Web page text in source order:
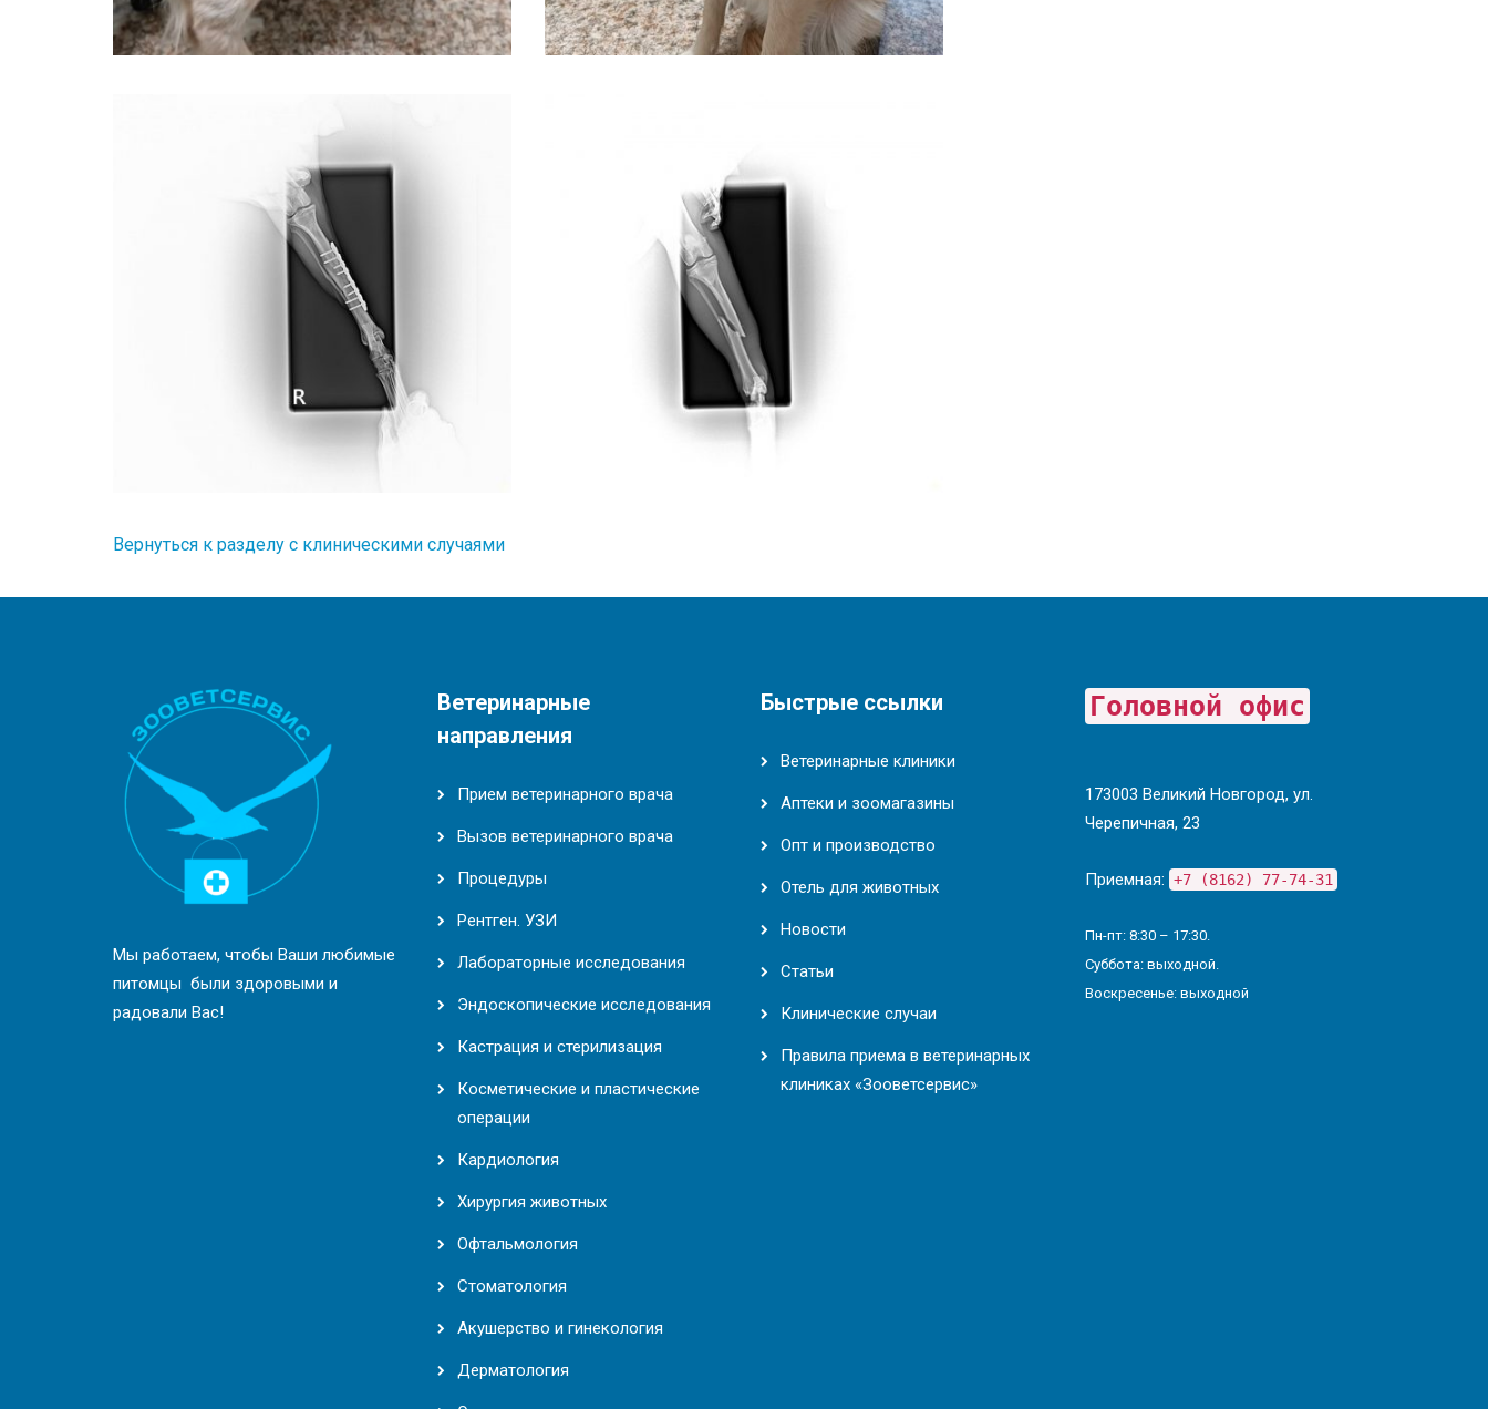
Вернуться к разделу с клиническими случаями
Мы работаем, чтобы Ваши любимые
питомцы были здоровыми и
радовали Вас!
Ветеринарные
направления
Прием ветеринарного врача
Вызов ветеринарного врача
Процедуры
Рентген. УЗИ
Лабораторные исследования
Эндоскопические исследования
Кастрация и стерилизация
Косметические и пластические
операции
Кардиология
Хирургия животных
Офтальмология
Стоматология
Акушерство и гинекология
Дерматология
Быстрые ссылки
Ветеринарные клиники
Аптеки и зоомагазины
Опт и производство
Отель для животных
Новости
Статьи
Клинические случаи
Правила приема в ветеринарных
клиниках «Зооветсервис»
Головной офис
173003 Великий Новгород, ул.
Черепичная, 23
Приемная: +7 (8162) 77-74-31
Пн-пт: 8:30 – 17:30.
Суббота: выходной.
Воскресенье: выходной